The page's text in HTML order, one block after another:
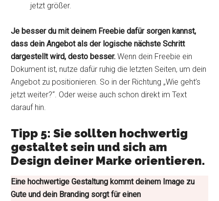
jetzt größer.
Je besser du mit deinem Freebie dafür sorgen kannst,
dass dein Angebot als der logische nächste Schritt
dargestellt wird, desto besser. Wenn dein Freebie ein
Dokument ist, nutze dafür ruhig die letzten Seiten, um dein
Angebot zu positionieren. So in der Richtung „Wie geht’s
jetzt weiter?“. Oder weise auch schon direkt im Text
darauf hin.
Tipp 5: Sie sollten hochwertig
gestaltet sein und sich am
Design deiner Marke orientieren.
Eine hochwertige Gestaltung kommt deinem Image zu
Gute und dein Branding sorgt für einen